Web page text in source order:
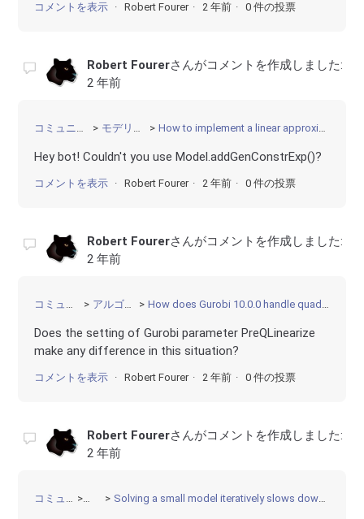
コメントを表示 Robert Fourer 2 年前 0 件の投票
Robert Fourerさんがコメントを作成しました:
2 年前
コミュニティ モデリング How to implement a linear approximation?
Hey bot! Couldn't you use Model.addGenConstrExp()?
コメントを表示 Robert Fourer 2 年前 0 件の投票
Robert Fourerさんがコメントを作成しました:
2 年前
コミュニティ アルゴリズム How does Gurobi 10.0.0 handle quadratic constraints?
Does the setting of Gurobi parameter PreQLinearize
make any difference in this situation?
コメントを表示 Robert Fourer 2 年前 0 件の投票
Robert Fourerさんがコメントを作成しました:
2 年前
コミュニティ その他Solving a small model iteratively slows down solution time as the number of iterations progress